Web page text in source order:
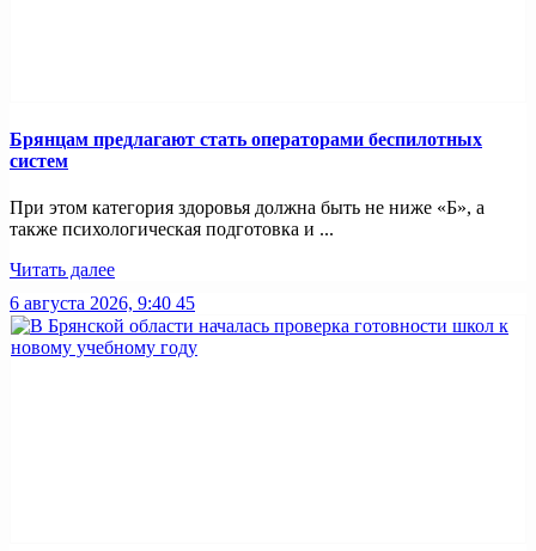
Брянцам предлагают стать операторами беспилотных
систем
При этом категория здоровья должна быть не ниже «Б», а
также психологическая подготовка и ...
Читать далее
6 августа 2026, 9:40 45